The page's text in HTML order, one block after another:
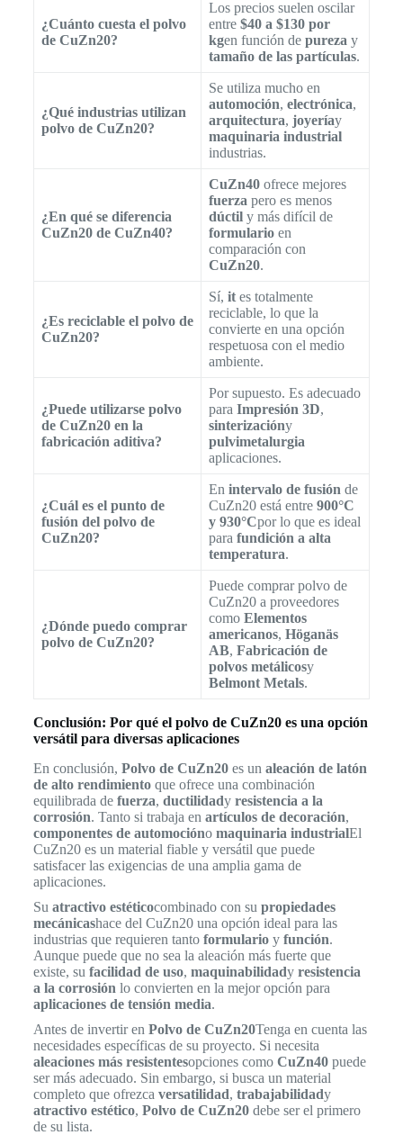
¿Cuánto cuesta el polvo
de CuZn20?
Los precios suelen oscilar
entre $40 a $130 por
kgen función de pureza y
tamaño de las partículas.
¿Qué industrias utilizan
polvo de CuZn20?
Se utiliza mucho en
automoción, electrónica,
arquitectura, joyeríay
maquinaria industrial
industrias.
¿En qué se diferencia
CuZn20 de CuZn40?
CuZn40ofrece mejores
fuerza pero es menos
dúctily más difícil de
formularioen
comparación con
CuZn20.
¿Es reciclable el polvo de
CuZn20?
Sí, ites totalmente
reciclable, lo que la
convierte en una opción
respetuosa con el medio
ambiente.
¿Puede utilizarse polvo
de CuZn20 en la
fabricación aditiva?
Por supuesto. Es adecuado
para Impresión 3D,
sinterizacióny
pulvimetalurgia
aplicaciones.
¿Cuál es el punto de
fusión del polvo de
CuZn20?
En intervalo de fusión de
CuZn20 está entre 900°C
y 930°Cpor lo que es ideal
para fundición a alta
temperatura.
¿Dónde puedo comprar
polvo de CuZn20?
Puede comprar polvo de
CuZn20 a proveedores
como Elementos
americanos, Höganäs
AB, Fabricación de
polvos metálicosy
Belmont Metals.
Conclusión: Por qué el polvo de CuZn20 es una opción
versátil para diversas aplicaciones
En conclusión, Polvo de CuZn20es un aleación de latón
de alto rendimientoque ofrece una combinación
equilibrada de fuerza, ductilidady resistencia a la
corrosión. Tanto si trabaja en artículos de decoración,
componentes de automocióno maquinaria industrialEl
CuZn20 es un material fiable y versátil que puede
satisfacer las exigencias de una amplia gama de
aplicaciones.
Su atractivo estéticocombinado con su propiedades
mecánicashace del CuZn20 una opción ideal para las
industrias que requieren tanto formularioy función.
Aunque puede que no sea la aleación más fuerte que
existe, su facilidad de uso, maquinabilidady resistencia
a la corrosión lo convierten en la mejor opción para
aplicaciones de tensión media.
Antes de invertir en Polvo de CuZn20Tenga en cuenta las
necesidades específicas de su proyecto. Si necesita
aleaciones más resistentesopciones como CuZn40puede
ser más adecuado. Sin embargo, si busca un material
completo que ofrezca versatilidad, trabajabilidady
atractivo estético, Polvo de CuZn20debe ser el primero
de su lista.